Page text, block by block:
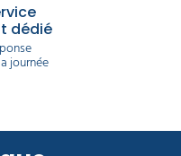
dédié
journée